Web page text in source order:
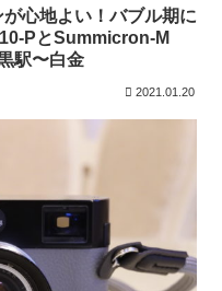
心地よい！バブル期に
PとSummicron-M
駅〜白金
2021.01.20